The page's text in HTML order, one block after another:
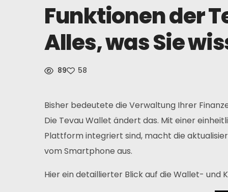
Funktionen der
Alles, was Sie
89 58
Bisher bedeutete die Verwaltung Ihrer
Die Tevau Wallet ändert das. Mit einer
Plattform integriert sind, macht die
vom Smartphone aus.
Hier ein detaillierter Blick auf die Wallet-